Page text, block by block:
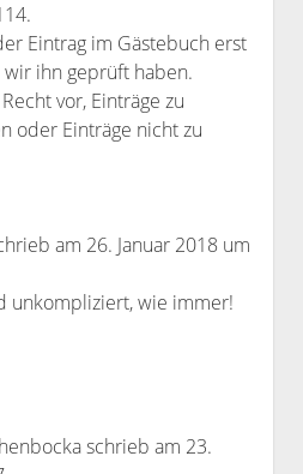
Eintrag im Gästebuch erst
ihn geprüft haben.
vor, Einträge zu
oder Einträge nicht zu
am 26. Januar 2018 um
unkompliziert, wie immer!
schrieb am 23.